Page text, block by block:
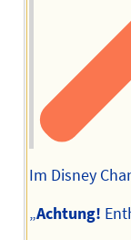
Im Disney
„Achtung!